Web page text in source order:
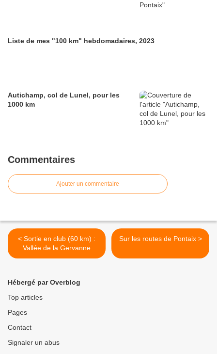
Liste de mes "100 km" hebdomadaires, 2023
Autichamp, col de Lunel, pour les
1000 km
Commentaires
Ajouter un commentaire
< Sortie en club (60 km) :
Vallée de la Gervanne
Sur les routes de Pontaix >
Hébergé par Overblog
Top articles
Pages
Contact
Signaler un abus